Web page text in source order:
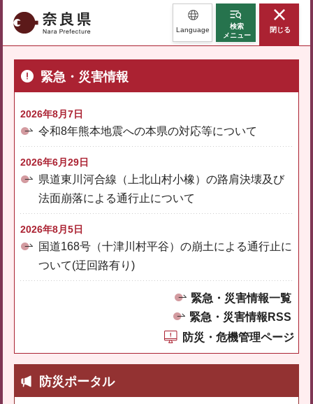
奈良県 Language
検索
メニュー
閉じる
緊急・災害情報
2026年8月7日
令和8年熊本地震への本県の対応等について
2026年6月29日
県道東川河合線（上北山村小橡）の路肩決壊及び
法面崩落による通行止について
2026年8月5日
国道168号（十津川村平谷）の崩土による通行止に
ついて(迂回路有り)
緊急・災害情報一覧
緊急・災害情報RSS
防災・危機管理ページ
防災ポータル